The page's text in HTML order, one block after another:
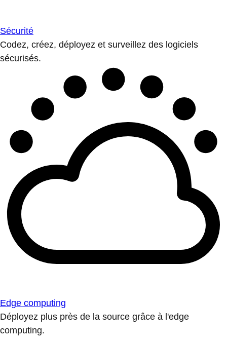
Sécurité
Codez, créez, déployez et surveillez des logiciels
sécurisés.
Edge computing
Déployez plus près de la source grâce à l'edge
computing.